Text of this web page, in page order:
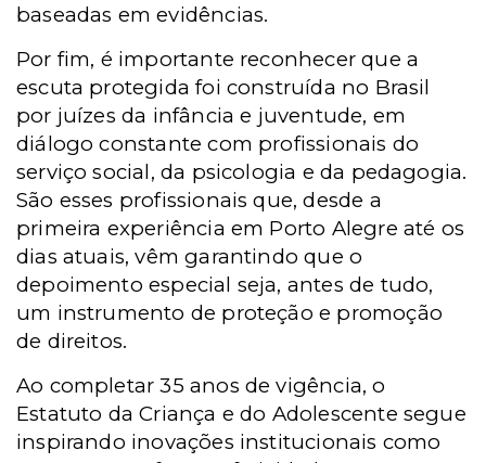
baseadas em evidências.
Por fim, é importante reconhecer que a
escuta protegida foi construída no Brasil
por juízes da infância e juventude, em
diálogo constante com profissionais do
serviço social, da psicologia e da pedagogia.
São esses profissionais que, desde a
primeira experiência em Porto Alegre até os
dias atuais, vêm garantindo que o
depoimento especial seja, antes de tudo,
um instrumento de proteção e promoção
de direitos.
Ao completar 35 anos de vigência, o
Estatuto da Criança e do Adolescente segue
inspirando inovações institucionais como